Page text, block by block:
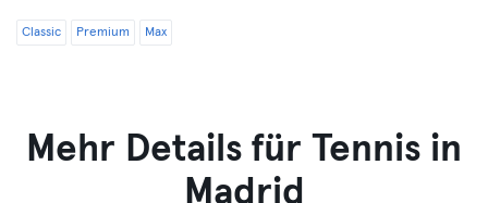
Classic Premium Max
Mehr Details für Tennis in
Madrid